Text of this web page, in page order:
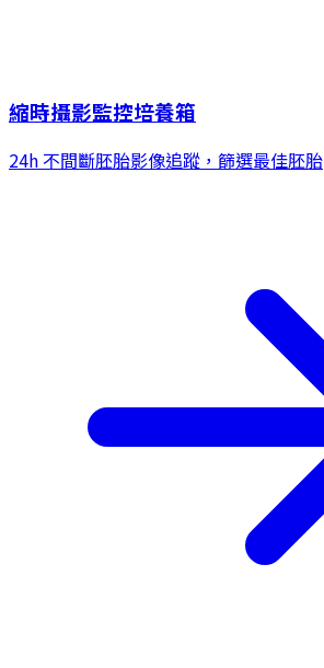
縮時攝影監控培養箱
24h 不間斷胚胎影像追蹤，篩選最佳胚胎